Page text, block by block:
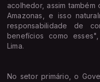
acolhedor, assim
Amazonas, e isso
responsabilidade de
benefícios como
Lima.
No setor primário, o